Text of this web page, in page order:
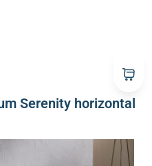
Serenity horizontal